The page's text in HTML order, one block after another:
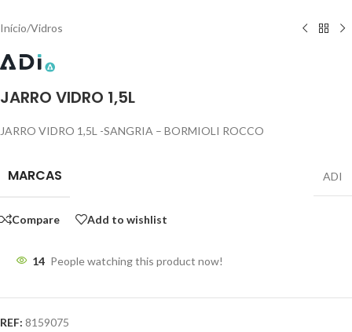
Início/Vidros
JARRO VIDRO 1,5L
JARRO VIDRO 1,5L -SANGRIA – BORMIOLI ROCCO
MARCAS ADI
Compare Add to wishlist
14 People watching this product now!
REF: 8159075